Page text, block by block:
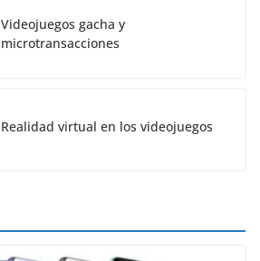
Videojuegos gacha y
microtransacciones
Realidad virtual en los videojuegos